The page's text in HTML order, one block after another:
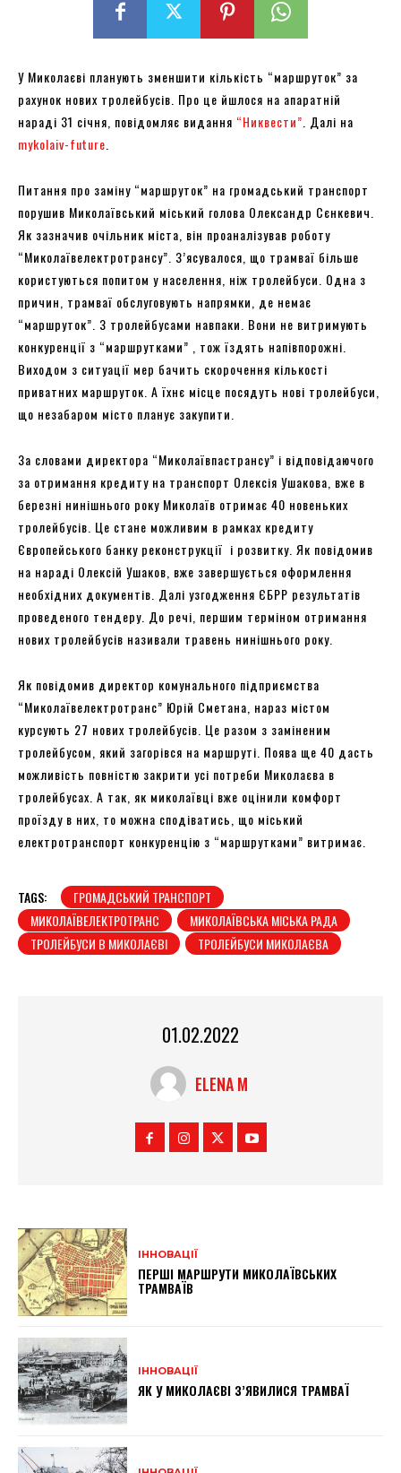
У Миколаєві планують зменшити кількість “маршруток” за
рахунок нових тролейбусів. Про це йшлося на апаратній
нараді 31 січня, повідомляє видання “Никвести” . Далі на
mykolaiv-future
Питання про заміну “маршруток” на громадський транспорт
порушив Миколаївський міський голова Олександр Сєнкевич.
Як зазначив очільник міста, він проаналізував роботу
“Миколаївелектротрансу”. З’ясувалося, що трамваї більше
користуються попитом у населення, ніж тролейбуси. Одна з
причин, трамваї обслуговують напрямки, де немає
“маршруток”. З тролейбусами навпаки. Вони не витримують
конкуренції з “маршрутками” , тож їздять напівпорожні.
Виходом з ситуації мер бачить скорочення кількості
приватних маршруток. А їхнє місце посядуть нові тролейбуси,
що незабаром місто планує закупити.
За словами директора “Миколаївпастрансу” і відповідаючого
за отримання кредиту на транспорт Олексія Ушакова, вже в
березні нинішнього року Миколаїв отримає 40 новеньких
тролейбусів. Це стане можливим в рамках кредиту
Європейського банку реконструкції і розвитку. Як повідомив
на нараді Олексій Ушаков, вже завершується оформлення
необхідних документів. Далі узгодження ЄБРР результатів
проведеного тендеру. До речі, першим терміном отримання
нових тролейбусів називали травень нинішнього року.
Як повідомив директор комунального підприємства
“Миколаївелектротранс” Юрій Сметана, нараз містом
курсують 27 нових тролейбусів. Це разом з заміненим
тролейбусом, який загорівся на маршруті. Поява ще 40 дасть
можливість повністю закрити усі потреби Миколаєва в
тролейбусах. А так, як миколаївці вже оцінили комфорт
проїзду в них, то можна сподіватись, що міський
електротранспорт конкуренцію з “маршрутками” витримає.
TAGS:
ГРОМАДСЬКИЙ ТРАНСПОРТ
МИКОЛАЇВЕЛЕКТРОТРАНС
МИКОЛАЇВСЬКА МІСЬКА РАДА
ТРОЛЕЙБУСИ В МИКОЛАЄВІ
ТРОЛЕЙБУСИ МИКОЛАЄВА
01.02.2022
ELENA M
ІННОВАЦІЇ
ПЕРШІ МАРШРУТИ МИКОЛАЇВСЬКИХ
ТРАМВАЇВ
ІННОВАЦІЇ
ЯК У МИКОЛАЄВІ З’ЯВИЛИСЯ ТРАМВАЇ